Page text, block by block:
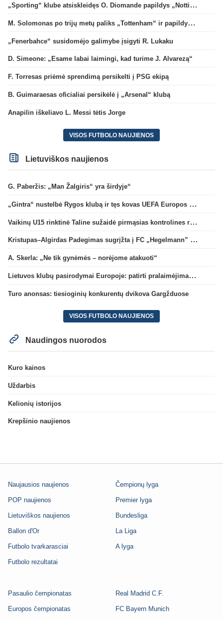
„Sporting“ klube atsiskleidęs O. Diomande papildys „Nottingham“ gretas
M. Solomonas po trijų metų paliks „Tottenham“ ir papildys „West Ham“ klubą
„Fenerbahce“ susidomėjo galimybe įsigyti R. Lukaku
D. Simeone: „Esame labai laimingi, kad turime J. Alvarezą“
F. Torresas priėmė sprendimą persikelti į PSG ekipą
B. Guimaraesas oficialiai persikėlė į „Arsenal“ klubą
Anapilin iškeliavo L. Messi tėtis Jorge
VISOS FUTBOLO NAUJIENOS
Lietuviškos naujienos
G. Paberžis: „Man Žalgiris“ yra širdyje“
„Gintra“ nustelbė Rygos klubą ir tęs kovas UEFA Europos taurės atrankoje
Vaikinų U15 rinktinė Taline sužaidė pirmąsias kontrolines rungtynes
Kristupas–Algirdas Padegimas sugrįžta į FC „Hegelmann” B sudėtį
A. Skerla: „Ne tik gynėmės – norėjome atakuoti“
Lietuvos klubų pasirodymai Europoje: patirti pralaimėjimai Kroatijos atstovams
Turo anonsas: tiesioginių konkurentų dvikova Gargžduose
VISOS FUTBOLO NAUJIENOS
Naudingos nuorodos
Kuro kainos
Uždarbis
Kelionių istorijos
Krepšinio naujienos
Naujausios naujienos
POP naujienos
Lietuviškos naujienos
Ballon d'Or
Futbolo tvarkarasciai
Futbolo rezultatai
Čempionų lyga
Premier lyga
Bundesliga
La Liga
A lyga
Pasaulio čempionatas
Europos čempionatas
Real Madrid C.F.
FC Bayern Munich